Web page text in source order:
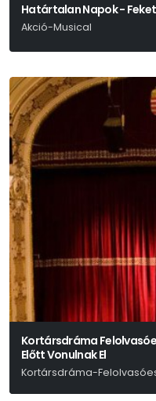
Határtalan Napok -
Akció-Musical
Kortársdráma
Előtt Vonulnak El
Kortársdráma-
Borbély Szilárd